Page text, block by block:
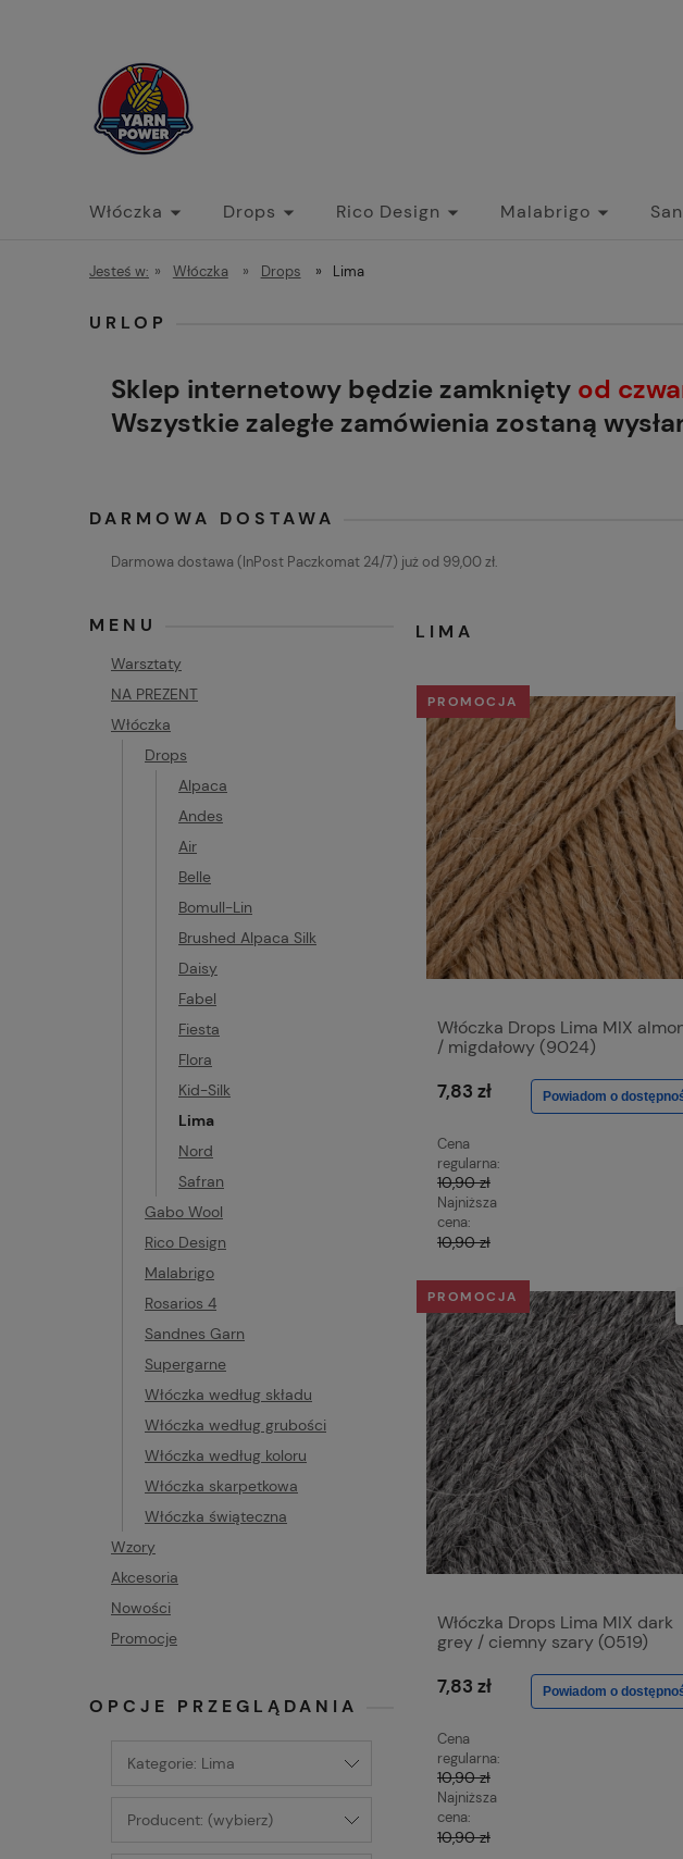
Włóczka Drops Rico Design Malabrigo
Jesteś w: » Włóczka » Drops » Lima
URLOP
Sklep internetowy będzie zamknięty od
Wszystkie zaległe zamówienia zostaną
DARMOWA DOSTAWA
Darmowa dostawa (InPost Paczkomat 24/7) już od 99,00 zł.
MENU
Warsztaty
NA PREZENT
Włóczka
Drops
Alpaca
Andes
Air
Belle
Bomull-Lin
Brushed Alpaca Silk
Daisy
Fabel
Fiesta
Flora
Kid-Silk
Lima
Nord
Safran
Gabo Wool
Rico Design
Malabrigo
Rosarios 4
Sandnes Garn
Supergarne
Włóczka według składu
Włóczka według grubości
Włóczka według koloru
Włóczka skarpetkowa
Włóczka świąteczna
Wzory
Akcesoria
Nowości
Promocje
OPCJE PRZEGLĄDANIA
Kategorie: Lima
Producent: (wybierz)
LIMA
Włóczka Drops Lima MIX
/ migdałowy (9024)
7,83 zł
Cena
regularna:
10,90 zł
Najniższa
cena:
10,90 zł
Powiadom o
PROMOCJA
Włóczka Drops Lima MIX dark
grey / ciemny szary (0519)
7,83 zł
Cena
regularna:
10,90 zł
Najniższa
cena:
10,90 zł
Powiadom o
PROMOCJA